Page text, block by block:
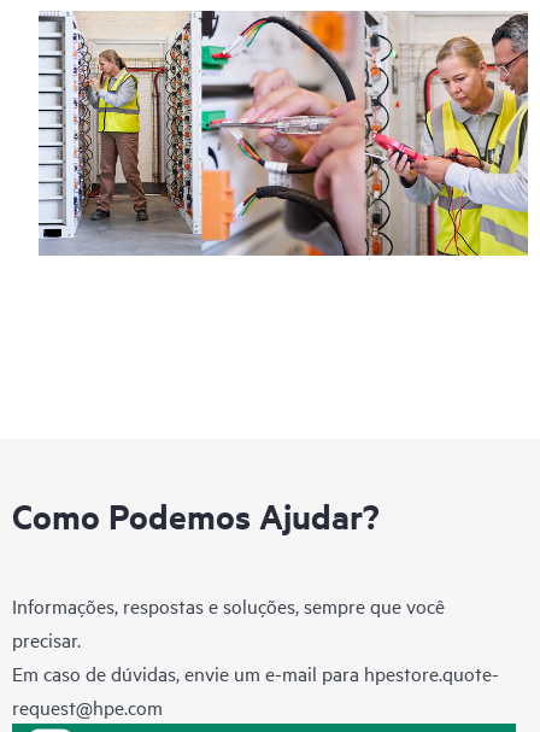
Como Podemos Ajudar?
Informações, respostas e soluções, sempre que você
precisar.
Em caso de dúvidas, envie um e-mail para hpestore.quote-
request@hpe.com